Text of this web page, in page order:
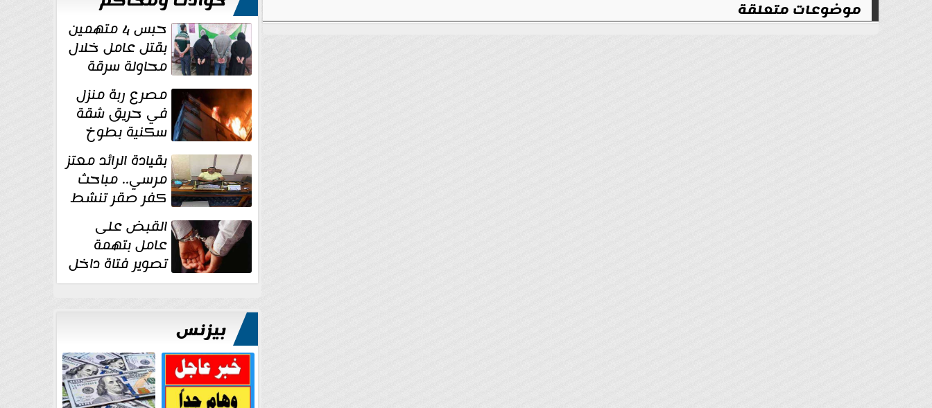
موضوعات متعلقة
حبس 4 متهمين
بقتل عامل خلال
محاولة سرقة
دراجة نارية في
المنوفية مصرع ربة منزل
في حريق شقة
سكنية بطوخ
بقيادة الرائد معتز
مرسي.. مباحث
كفر صقر تنشط
بقوة وتوجه
ضربات أمنية... القبض على
عامل بتهمة
تصوير فتاة داخل
غرفة تغيير
بيزنس